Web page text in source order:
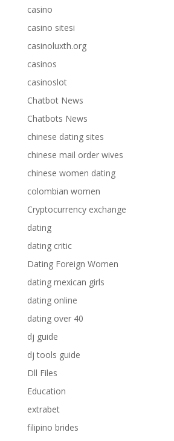
casino
casino sitesi
casinoluxth.org
casinos
casinoslot
Chatbot News
Chatbots News
chinese dating sites
chinese mail order wives
chinese women dating
colombian women
Cryptocurrency exchange
dating
dating critic
Dating Foreign Women
dating mexican girls
dating online
dating over 40
dj guide
dj tools guide
Dll Files
Education
extrabet
filipino brides